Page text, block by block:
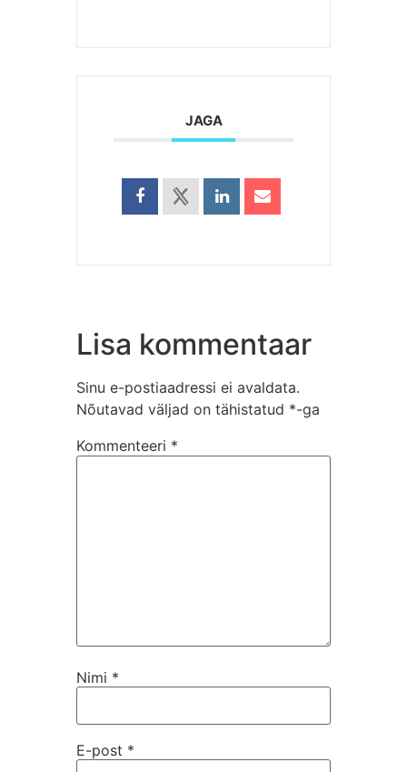
JAGA
Lisa kommentaar
Sinu e-postiaadressi ei avaldata.
Nõutavad väljad on tähistatud *-ga
Kommenteeri *
Nimi *
E-post *